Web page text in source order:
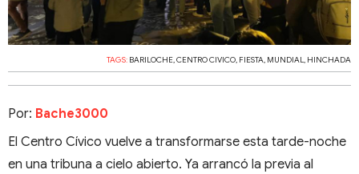
TAGS: BARILOCHE,CENTRO CIVICO, FIESTA, MUNDIAL, HINCHADA
Por: Bache3000
El Centro Cívico vuelve a transformarse esta tarde-noche
en una tribuna a cielo abierto. Ya arrancó la previa al